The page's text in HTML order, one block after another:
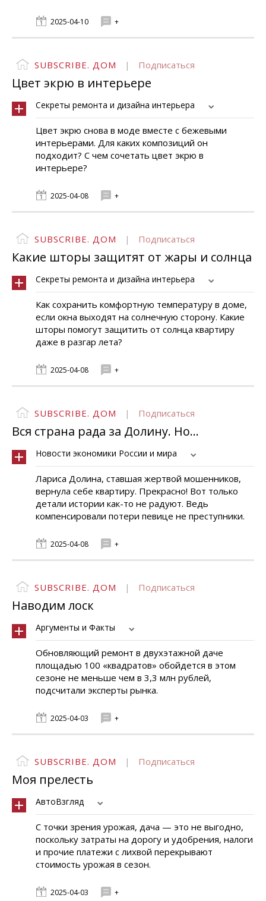
2025-04-10 +
SUBSCRIBE. ДОМ | Подписаться
Цвет экрю в интерьере
Секреты ремонта и дизайна интерьера
Цвет экрю снова в моде вместе с бежевыми
интерьерами. Для каких композиций он
подходит? С чем сочетать цвет экрю в
интерьере?
2025-04-08 +
SUBSCRIBE. ДОМ | Подписаться
Какие шторы защитят от жары и солнца
Секреты ремонта и дизайна интерьера
Как сохранить комфортную температуру в доме,
если окна выходят на солнечную сторону. Какие
шторы помогут защитить от солнца квартиру
даже в разгар лета?
2025-04-08 +
SUBSCRIBE. ДОМ | Подписаться
Вся страна рада за Долину. Но...
Новости экономики России и мира
Лариса Долина, ставшая жертвой мошенников,
вернула себе квартиру. Прекрасно! Вот только
детали истории как-то не радуют. Ведь
компенсировали потери певице не преступники.
2025-04-08 +
SUBSCRIBE. ДОМ | Подписаться
Наводим лоск
Аргументы и Факты
Обновляющий ремонт в двухэтажной даче
площадью 100 «квадратов» обойдется в этом
сезоне не меньше чем в 3,3 млн рублей,
подсчитали эксперты рынка.
2025-04-03 +
SUBSCRIBE. ДОМ | Подписаться
Моя прелесть
АвтоВзгляд
С точки зрения урожая, дача — это не выгодно,
поскольку затраты на дорогу и удобрения, налоги
и прочие платежи с лихвой перекрывают
стоимость урожая в сезон.
2025-04-03 +